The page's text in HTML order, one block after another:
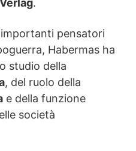
.
pensatori
Habermas ha
studio della
, del ruolo della
e della funzione
società